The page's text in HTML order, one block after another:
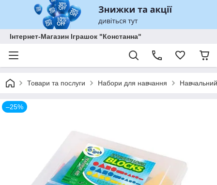
Інтернет-Магазин Іграшок "Констанна"
Товари та послуги Набори для навчання
–25%